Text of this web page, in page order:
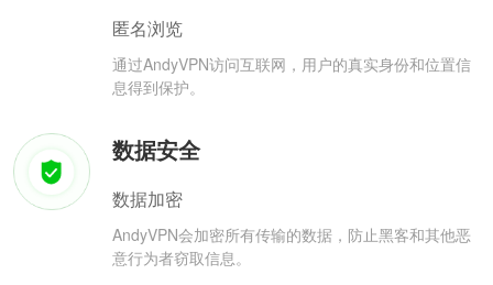
匿名浏览
通过AndyVPN访问互联网，用户的真实身份和位置信
息得到保护。
数据安全
数据加密
AndyVPN会加密所有传输的数据，防止黑客和其他恶
意行为者窃取信息。